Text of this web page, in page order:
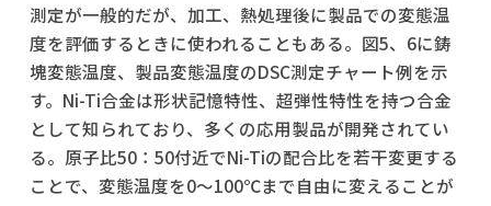
測定が一般的だが、加工、熱処理後に製品での変態温
度を評価するときに使われることもある。図5、6に鋳
塊変態温度、製品変態温度のDSC測定チャート例を示
す。Ni-Ti合金は形状記憶特性、超弾性特性を持つ合金
として知られており、多くの応用製品が開発されてい
る。原子比50：50付近でNi-Tiの配合比を若干変更する
ことで、変態温度を0～100℃まで自由に変えることが